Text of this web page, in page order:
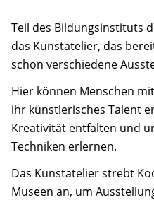
Teil des Bildungsinstituts
das Kunstatelier, das
schon verschiedene
Hier können Menschen
ihr künstlerisches Talent
Kreativität entfalten und
Techniken erlernen.
Das Kunstatelier strebt
Museen an, um